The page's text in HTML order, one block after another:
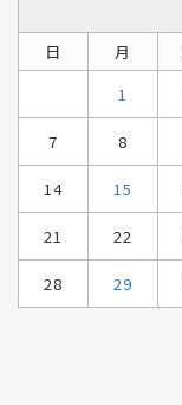
日 月
1
7 8
14 15
21 22
28 29